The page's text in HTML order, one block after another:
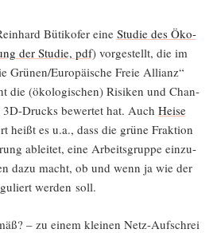
Büti­ko­fer eine Stu­die des Öko-
der Stu­die, pdf) vor­ge­stellt, die im
Grünen/Europäische Freie Alli­anz“
die (öko­lo­gi­schen) Risi­ken und Chan­
Drucks bewer­tet hat. Auch Hei­se
heißt es u.a., dass die grü­ne Frak­ti­on
ablei­tet, eine Arbeits­grup­pe ein­zu­
dazu macht, ob und wenn ja wie der
wer­den soll.
– zu einem klei­nen Netz-Auf­schrei